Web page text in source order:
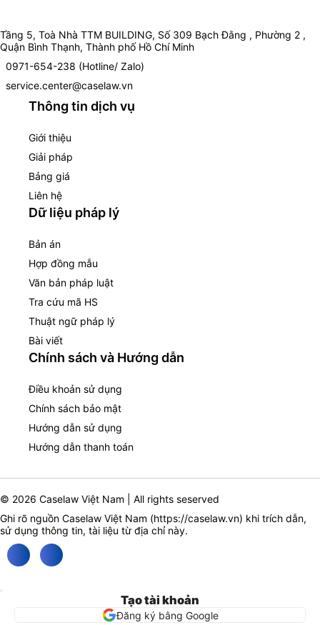
Tầng 5, Toà Nhà TTM BUILDING, Số 309 Bạch Đằng , Phường 2 ,
Quận Bình Thạnh, Thành phố Hồ Chí Minh
0971-654-238 (Hotline/ Zalo)
service.center@caselaw.vn
Thông tin dịch vụ
Giới thiệu
Giải pháp
Bảng giá
Liên hệ
Dữ liệu pháp lý
Bản án
Hợp đồng mẫu
Văn bản pháp luật
Tra cứu mã HS
Thuật ngữ pháp lý
Bài viết
Chính sách và Hướng dẫn
Điều khoản sử dụng
Chính sách bảo mật
Hướng dẫn sử dụng
Hướng dẫn thanh toán
© 2026 Caselaw Việt Nam | All rights seserved
Ghi rõ nguồn Caselaw Việt Nam (https://caselaw.vn) khi trích dẫn,
sử dụng thông tin, tài liệu từ địa chỉ này.
Tạo tài khoản
Đăng ký bằng Google